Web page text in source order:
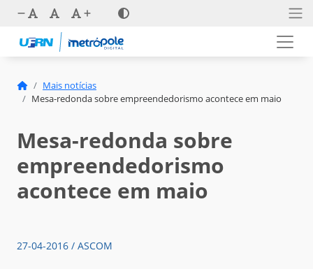
Mais notícias
Mesa-redonda sobre empreendedorismo acontece em maio
Mesa-redonda sobre
empreendedorismo
acontece em maio
27-04-2016 / ASCOM